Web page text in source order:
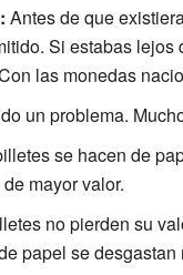
Antes de que
Si estabas
las monedas
un problema.
se hacen de
mayor valor.
no pierden su
papel se